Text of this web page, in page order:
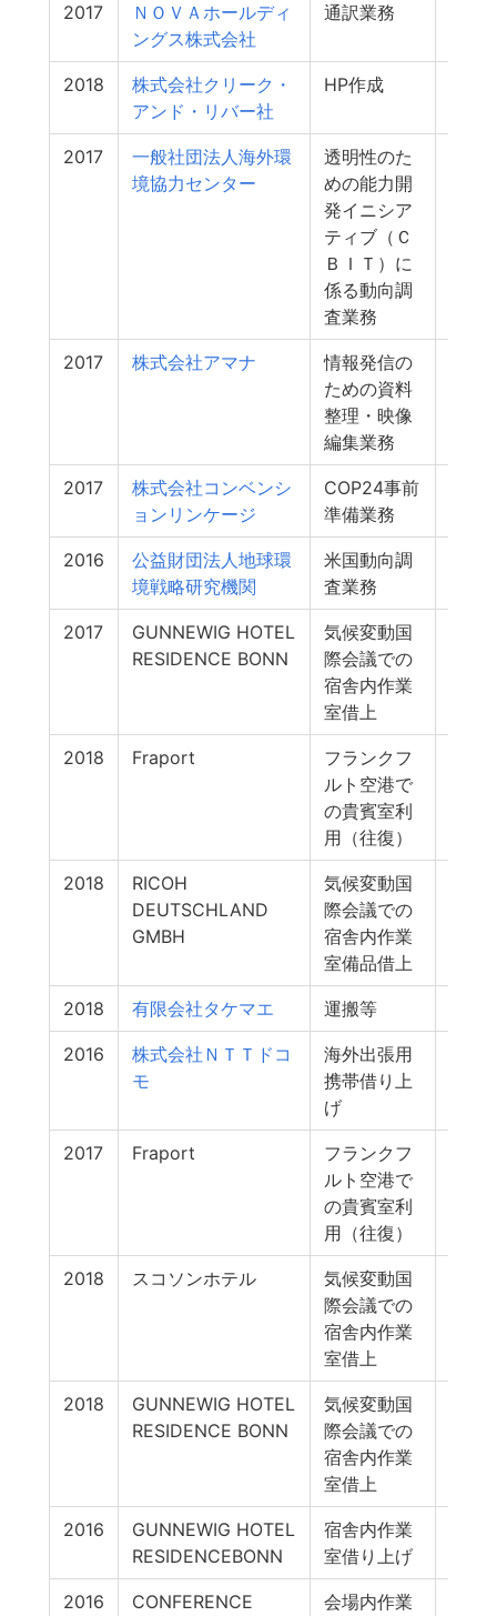
2017
ＮＯＶＡホールディ
ングス株式会社
通訳業務
2018
株式会社クリーク・
アンド・リバー社
HP作成
2017
一般社団法人海外環
境協力センター
透明性のた
めの能力開
発イニシア
ティブ（Ｃ
ＢＩＴ）に
係る動向調
査業務
2017 株式会社アマナ
情報発信の
ための資料
整理・映像
編集業務
2017
株式会社コンベンシ
ョンリンケージ
COP24事前
準備業務
2016
公益財団法人地球環
境戦略研究機関
米国動向調
査業務
2017
GUNNEWIG HOTEL
RESIDENCE BONN
気候変動国
際会議での
宿舎内作業
室借上
2018 Fraport
フランクフ
ルト空港で
の貴賓室利
用（往復）
2018
RICOH
DEUTSCHLAND
GMBH
気候変動国
際会議での
宿舎内作業
室備品借上
2018 有限会社タケマエ 運搬等
2016
株式会社ＮＴＴドコ
モ
海外出張用
携帯借り上
げ
2017 Fraport
フランクフ
ルト空港で
の貴賓室利
用（往復）
2018 スコソンホテル
気候変動国
際会議での
宿舎内作業
室借上
2018
GUNNEWIG HOTEL
RESIDENCE BONN
気候変動国
際会議での
宿舎内作業
室借上
2016
GUNNEWIG HOTEL
RESIDENCEBONN
宿舎内作業
室借り上げ
2016
CONFERENCE
会場内作業